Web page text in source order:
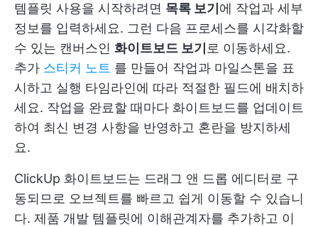
템플릿 사용을 시작하려면 목록 보기 에 작업과 세부
정보를 입력하세요. 그런 다음 프로세스를 시각화할
수 있는 캔버스인 화이트보드 보기 로 이동하세요.
추가 스티커 노트 를 만들어 작업과 마일스톤을 표
시하고 실행 타임라인에 따라 적절한 필드에 배치하
세요. 작업을 완료할 때마다 화이트보드를 업데이트
하여 최신 변경 사항을 반영하고 혼란을 방지하세
요.
ClickUp 화이트보드는 드래그 앤 드롭 에디터로 구
동되므로 오브젝트를 빠르고 쉽게 이동할 수 있습니
다. 제품 개발 템플릿에 이해관계자를 추가하고 이